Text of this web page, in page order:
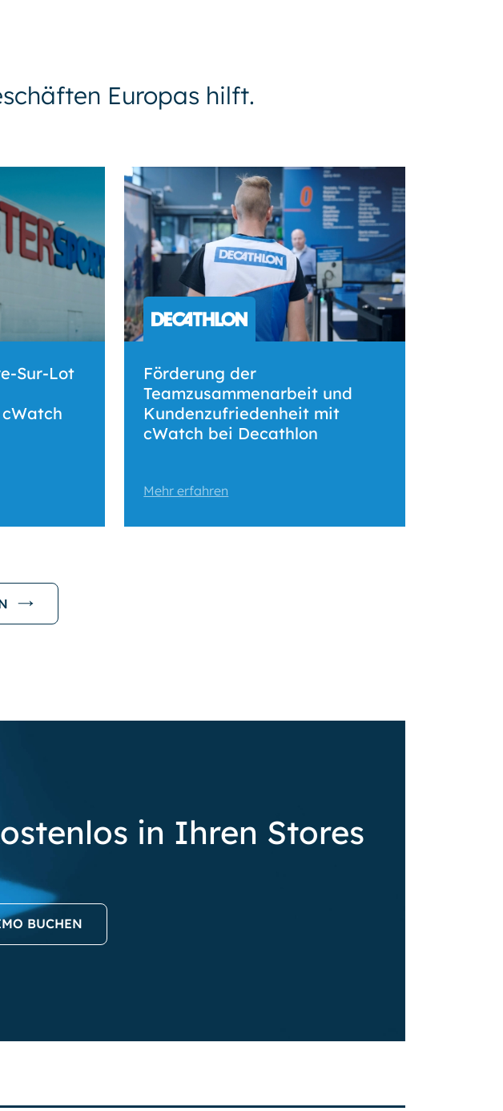
Europas hilft.
Sur-Lot
Förderung der
Teamzusammenarbeit und
Kundenzufriedenheit mit
cWatch bei Decathlon
Mehr erfahren
in Ihren Stores
BUCHEN